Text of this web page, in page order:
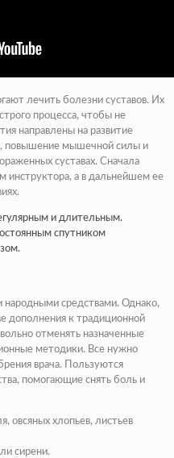
лечить болезни суставов. Их
процесса, чтобы не
направлены на развитие
повышение мышечной силы и
суставах. Сначала
инструктора, а в дальнейшем ее
и длительным.
спутником
народными средствами. Однако,
дополнения к традиционной
отменять назначенные
методики. Все нужно
врача. Пользуются
помогающие снять боль и
овсяных хлопьев, листьев
сирени.